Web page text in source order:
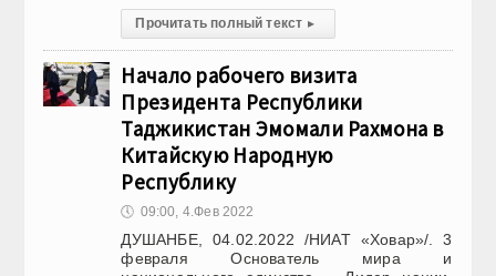
Прочитать полный текст ▸
Начало рабочего визита
Президента Республики
Таджикистан Эмомали Рахмона в
Китайскую Народную
Республику
🕔 09:00, 4.Фев 2022
ДУШАНБЕ, 04.02.2022 /НИАТ «Ховар»/. 3
февраля Основатель мира и